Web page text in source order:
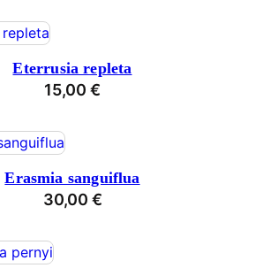
Eterrusia repleta
15,00 €
Erasmia sanguiflua
30,00 €